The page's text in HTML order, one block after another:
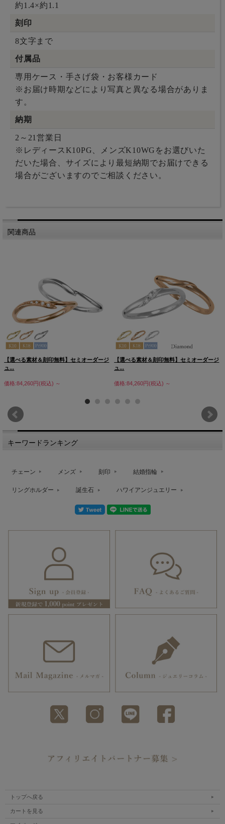
約1.4×約1.1
刻印
8文字まで
付属品
専用ケース・手さげ袋・お客様カード
※お届け時期などにより写真と異なる場合がありま
す。
納期
2～21営業日
※レディースK10PG、メンズK10WGをお選びいた
だいた場合、サイズにより最短納期でお届けできる
場合がございますのでご相談ください。
関連商品
【選べる素材＆刻印無料】セミオーダージ
ュ...
価格:84,260円(税込) ～
【選べる素材＆刻印無料】セミオーダージ
ュ...
価格:84,260円(税込) ～
キーワードランキング
チェーン メンズ 刻印 結婚指輪
リングホルダー 誕生石 ハワイアンジュエリー
トップへ戻る
カートを見る